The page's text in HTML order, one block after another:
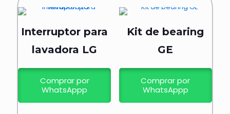
Interruptor para
lavadora LG
Comprar por
WhatsAppp
Kit de bearing
GE
Comprar por
WhatsAppp